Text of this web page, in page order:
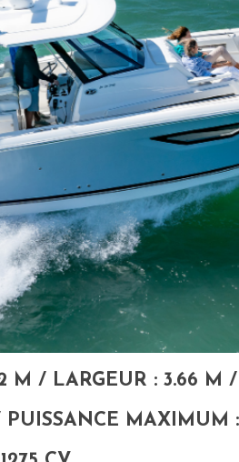
M / LARGEUR : 3.66 M /
PUISSANCE MAXIMUM :